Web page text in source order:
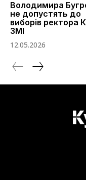
Володимира
не допустять до
виборів ректора
ЗМІ
12.05.2026